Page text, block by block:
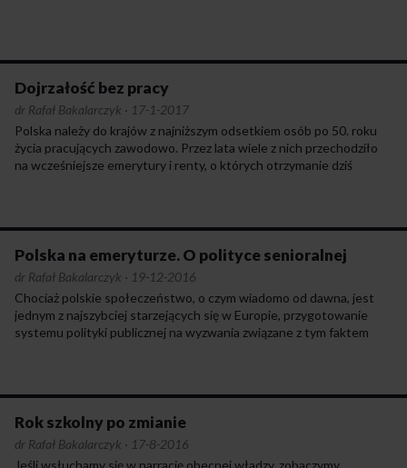
Dojrzałość bez pracy
dr Rafał Bakalarczyk · 17-1-2017
Polska należy do krajów z najniższym odsetkiem osób po 50. roku
życia pracujących zawodowo. Przez lata wiele z nich przechodziło
na wcześniejsze emerytury i renty, o których otrzymanie dziś
na przedpolu starości wzrósł w ostatnich latach, Polska nadal jest
w tyle za unijnymi standardami. Zatrudnienie w grupie wiekowej
55–64 lat wyniosło w 2015 roku 45,8%, co jest najniższym
wskaźnikiem w całej Unii Europejskiej (średnia to 50,8%).
Polska na emeryturze. O polityce senioralnej
dr Rafał Bakalarczyk · 19-12-2016
Chociaż polskie społeczeństwo, o czym wiadomo od dawna, jest
jednym z najszybciej starzejących się w Europie, przygotowanie
systemu polityki publicznej na wyzwania związane z tym faktem
w każdej dziedzinie życia społecznego i polityki państwa.
Rok szkolny po zmianie
dr Rafał Bakalarczyk · 17-8-2016
Jeśli wsłuchamy się w narrację obecnej władzy, zobaczymy,